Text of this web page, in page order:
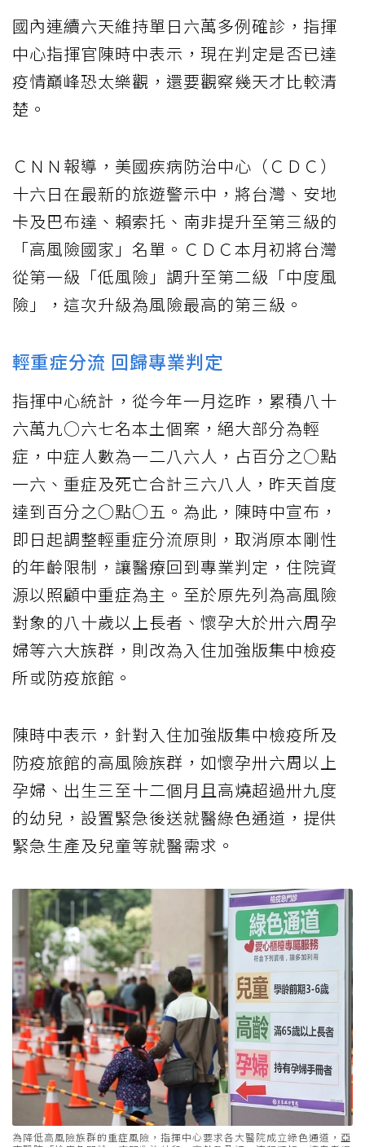
國內連續六天維持單日六萬多例確診，指揮
中心指揮官陳時中表示，現在判定是否已達
疫情巔峰恐太樂觀，還要觀察幾天才比較清
楚。
ＣＮＮ報導，美國疾病防治中心（ＣＤＣ）
十六日在最新的旅遊警示中，將台灣、安地
卡及巴布達、賴索托、南非提升至第三級的
「高風險國家」名單。ＣＤＣ本月初將台灣
從第一級「低風險」調升至第二級「中度風
險」，這次升級為風險最高的第三級。
輕重症分流 回歸專業判定
指揮中心統計，從今年一月迄昨，累積八十
六萬九○六七名本土個案，絕大部分為輕
症，中症人數為一二八六人，占百分之○點
一六、重症及死亡合計三六八人，昨天首度
達到百分之○點○五。為此，陳時中宣布，
即日起調整輕重症分流原則，取消原本剛性
的年齡限制，讓醫療回到專業判定，住院資
源以照顧中重症為主。至於原先列為高風險
對象的八十歲以上長者、懷孕大於卅六周孕
婦等六大族群，則改為入住加強版集中檢疫
所或防疫旅館。
陳時中表示，針對入住加強版集中檢疫所及
防疫旅館的高風險族群，如懷孕卅六周以上
孕婦、出生三至十二個月且高燒超過卅九度
的幼兒，設置緊急後送就醫綠色通道，提供
緊急生產及兒童等就醫需求。
為降低高風險族群的重症風險，指揮中心要求各大醫院成立綠色通道，亞